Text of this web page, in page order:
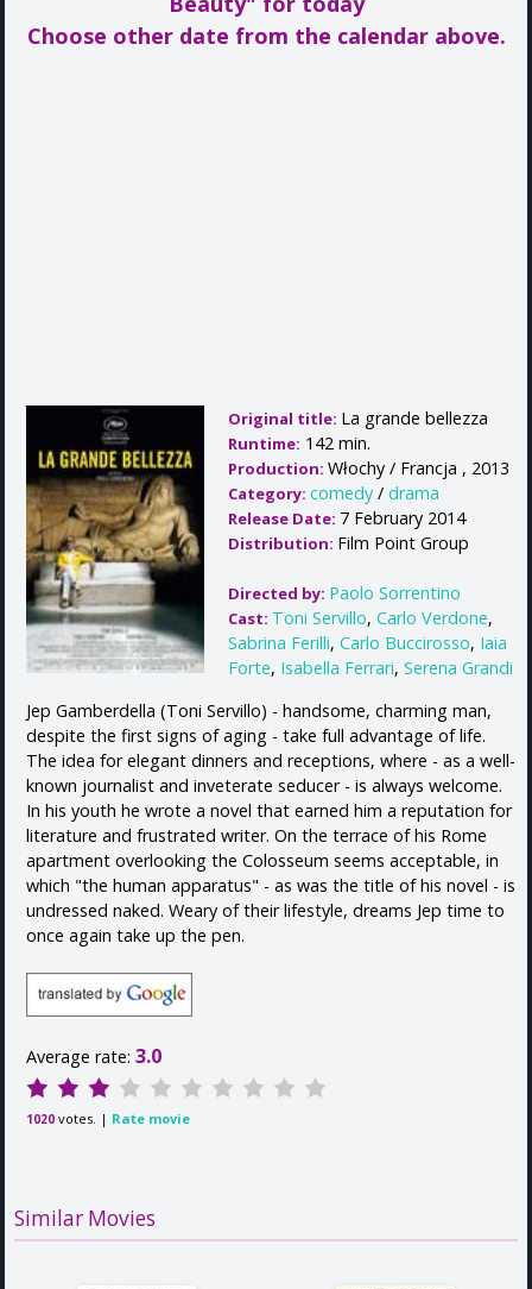
Choose other date from the calendar above.
Original title: La grande bellezza
Runtime: 142 min.
Production: Włochy / Francja , 2013
Category: comedy / drama
Release Date: 7 February 2014
Distribution: Film Point Group
Directed by: Paolo Sorrentino
Cast: Toni Servillo, Carlo Verdone,
Sabrina Ferilli, Carlo Buccirosso, Iaia
Forte, Isabella Ferrari, Serena Grandi
Jep Gamberdella (Toni Servillo) - handsome, charming man,
despite the first signs of aging - take full advantage of life.
The idea for elegant dinners and receptions, where - as a well-
known journalist and inveterate seducer - is always welcome.
In his youth he wrote a novel that earned him a reputation for
literature and frustrated writer. On the terrace of his Rome
apartment overlooking the Colosseum seems acceptable, in
which "the human apparatus" - as was the title of his novel - is
undressed naked. Weary of their lifestyle, dreams Jep time to
once again take up the pen.
Average rate: 3.0
1020 votes. | Rate movie
Similar Movies